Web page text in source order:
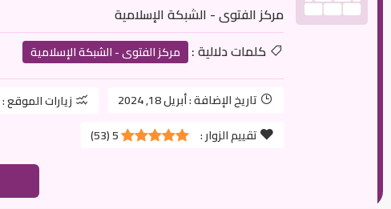
مركز الفتوى - الشبكة الإسلامية
كلمات دلالية :
مركز الفتوى - الشبكة الإسلامية
تاريخ الإضافة :أبريل 18, 2024 زيارات الموقع :
تقييم الزوار :
5
(
53
)